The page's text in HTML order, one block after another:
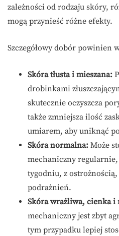
zależności od rodzaju skóry,
mogą przynieść różne efekty.
Szczegółowy dobór powinien
Skóra tłusta i mieszana:
drobinkami
skutecznie oczyszcza
także zmniejsza ilość
umiarem, aby uniknąć
Skóra normalna: Może
mechaniczny regularnie,
tygodniu, z
podrażnień.
Skóra wrażliwa, cienka i
mechaniczny jest zbyt
tym przypadku lepiej